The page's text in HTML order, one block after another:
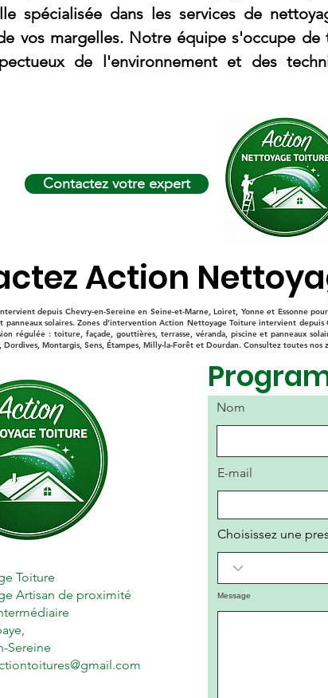
spécialisée dans les services de
vos margelles. Notre équipe s'occupe
de l'environnement et des
Contactez votre expert
Action
depuis Chevry-en-Sereine en Seine-et-Marne, Loiret, Yonne et Essonne
panneaux solaires. Zones d’intervention Action Nettoyage Toiture intervient
régulée : toiture, façade, gouttières, terrasse, véranda, piscine et panneaux
Dordives, Montargis, Sens, Étampes, Milly-la-Forêt et Dourdan. Consultez toutes
Toiture
Artisan de proximité
Sereine
Nom
E-mail
Choisissez une
Message